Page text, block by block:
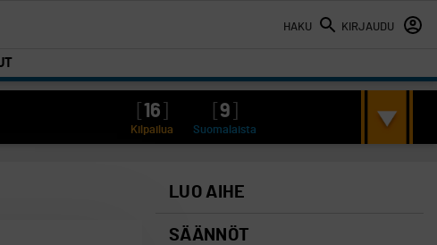
HAKU KIRJAUDU
16 9
Kilpailua Suomalaista
LUO AIHE
SÄÄNNÖT